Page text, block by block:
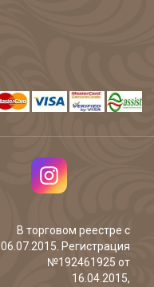
В торговом реестре с
06.07.2015. Регистрация
№192461925 от
16.04.2015,